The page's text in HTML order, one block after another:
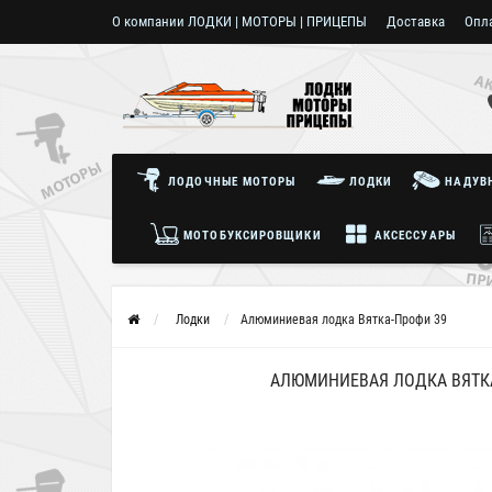
О компании ЛОДКИ | МОТОРЫ | ПРИЦЕПЫ Доставка
ЛОДОЧНЫЕ МОТОРЫ ЛОДКИ
МОТОБУКСИРОВЩИКИ АКСЕССУАРЫ
Лодки Алюминиевая лодка Вятка-Профи 39
АЛЮМИНИЕВАЯ ЛОДКА